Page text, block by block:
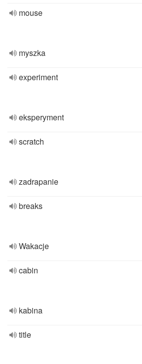
mouse
myszka
experiment
eksperyment
scratch
zadrapanie
breaks
Wakacje
cabin
kabina
title